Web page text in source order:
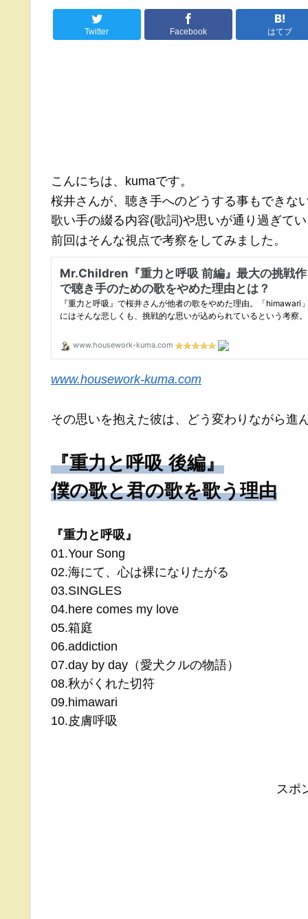
Twitter Facebook はてブ
こんにちは、kumaです。
桜井さんが、聴き手へのどうする事もできな
歌い手の綴る内容(歌詞)や思いが通り過ぎて
前回はそんな視点で考察をしてみました。
www.housework-kuma.com
その思いを抱えた彼は、どう変わりながら進
『重力と呼吸 後編』
僕の歌と君の歌を歌う理由
『重力と呼吸』
01.Your Song
02.海にて、心は裸になりたがる
03.SINGLES
04.here comes my love
05.箱庭
06.addiction
07.day by day（愛犬クルの物語）
08.秋がくれた切符
09.himawari
10.皮膚呼吸
スポ